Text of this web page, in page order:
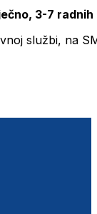
3-7 radnih
službi, na